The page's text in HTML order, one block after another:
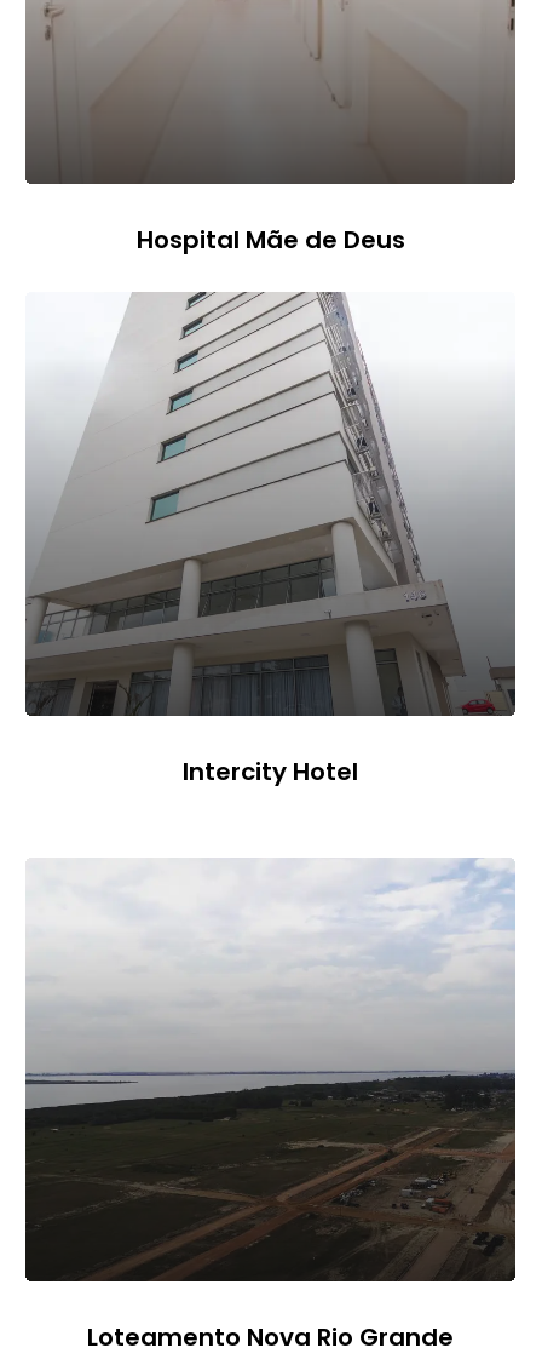
Hospital Mãe de Deus
Intercity Hotel
Loteamento Nova Rio Grande